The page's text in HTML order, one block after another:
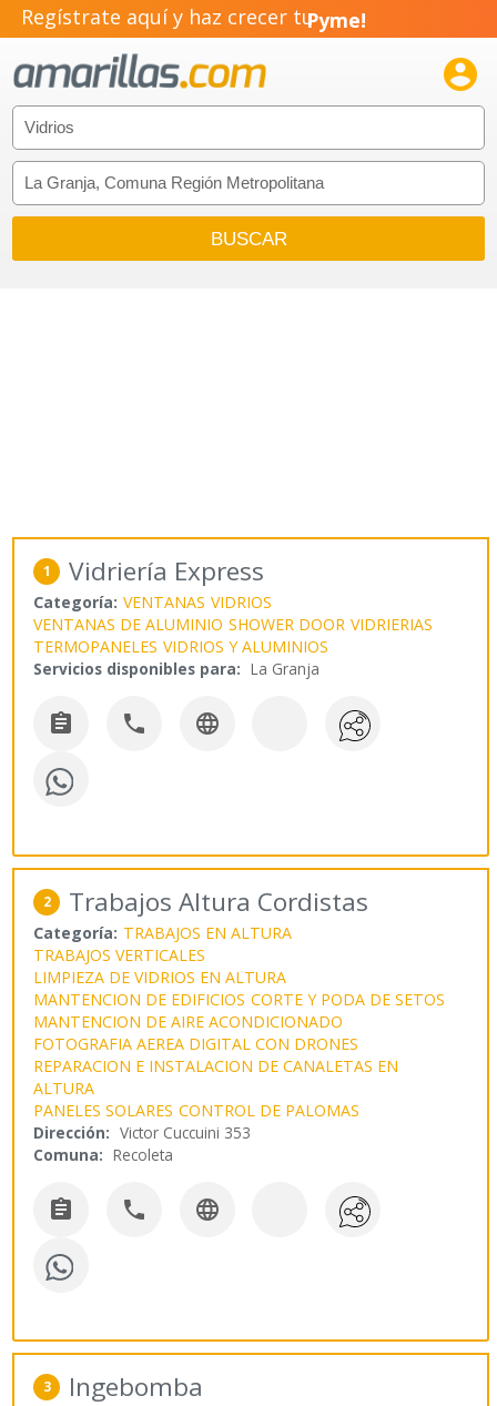
Regístrate aquí y haz crecer tuPyme!
Emprendimiento!

1 Vidriería Express
Categoría: VENTANAS VIDRIOS
VENTANAS DE ALUMINIO SHOWER DOOR VIDRIERIAS
TERMOPANELES VIDRIOS Y ALUMINIOS
Servicios disponibles para: La Granja
  
2 Trabajos Altura Cordistas
Categoría: TRABAJOS EN ALTURA
TRABAJOS VERTICALES
LIMPIEZA DE VIDRIOS EN ALTURA
MANTENCION DE EDIFICIOS CORTE Y PODA DE SETOS
MANTENCION DE AIRE ACONDICIONADO
FOTOGRAFIA AEREA DIGITAL CON DRONES
REPARACION E INSTALACION DE CANALETAS EN
ALTURA
PANELES SOLARES CONTROL DE PALOMAS
Dirección: Victor Cuccuini 353
Comuna: Recoleta
  
3 Ingebomba